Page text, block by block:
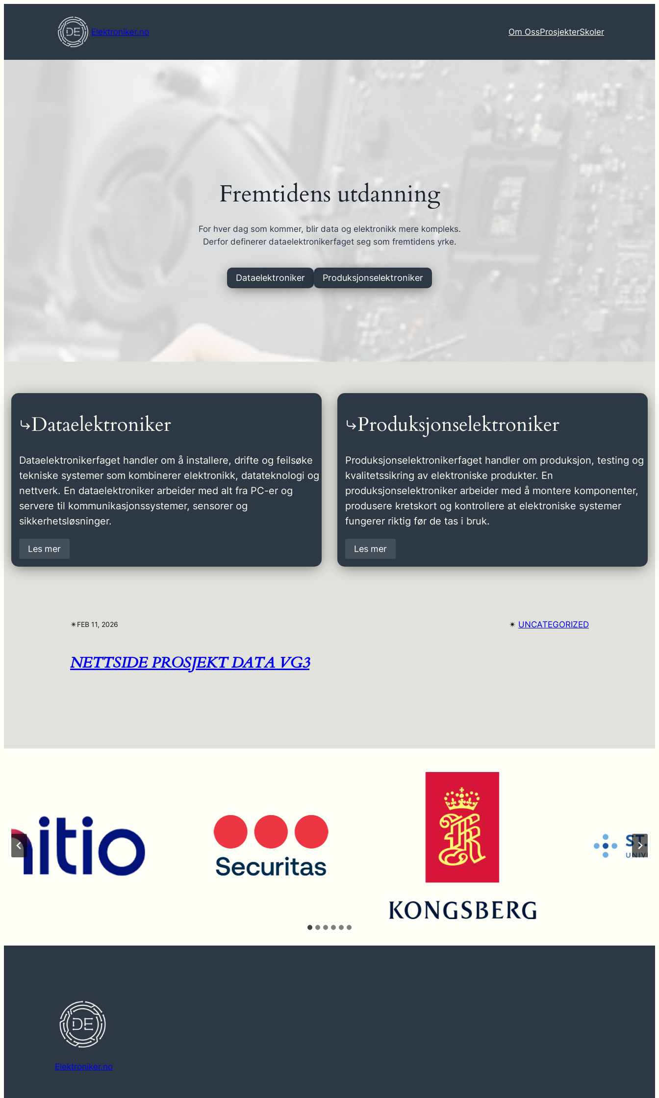
Elektroniker.no Om OssProsjekterSkoler
Fremtidens utdanning
For hver dag som kommer, blir data og elektronikk mere kompleks.
Derfor definerer dataelektronikerfaget seg som fremtidens yrke.
Dataelektroniker Produksjonselektroniker
Dataelektroniker
Dataelektronikerfaget handler om å installere, drifte og feilsøke
tekniske systemer som kombinerer elektronikk, datateknologi og
nettverk. En dataelektroniker arbeider med alt fra PC-er og
servere til kommunikasjonssystemer, sensorer og
sikkerhetsløsninger.
Les mer
Produksjonselektroniker
Produksjonselektronikerfaget handler om produksjon, testing og
kvalitetssikring av elektroniske produkter. En
produksjonselektroniker arbeider med å montere komponenter,
produsere kretskort og kontrollere at elektroniske systemer
fungerer riktig før de tas i bruk.
Les mer
✴︎FEB 11, 2026 ✴︎ UNCATEGORIZED
NETTSIDE PROSJEKT DATA VG3
Elektroniker.no